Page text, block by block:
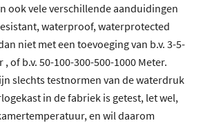
ook vele verschillende aanduidingen
waterproof, waterprotected
niet met een toevoeging van b.v. 3-5-
, of b.v. 50-100-300-500-1000 Meter.
slechts testnormen van de waterdruk
in de fabriek is getest, let wel,
en wil daarom